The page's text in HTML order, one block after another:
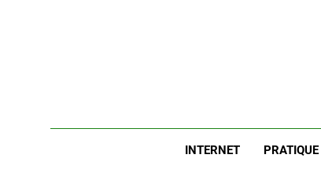
INTERNET PRATIQUE